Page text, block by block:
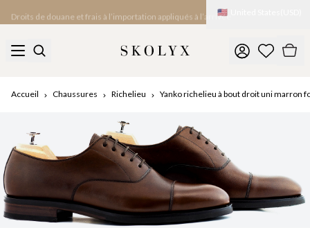
Droits de douane et frais à l’importation appliqués à l’arrivée
🇺🇸
Accueil Chaussures Richelieu Yanko richelieu à bout droit uni marron